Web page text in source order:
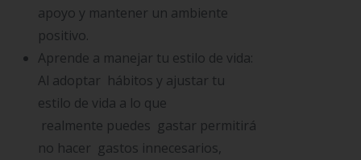
apoyo y mantener un ambiente
positivo.
Aprende a manejar tu estilo de vida:
Al adoptar hábitos y ajustar tu
estilo de vida a lo que
realmente puedes gastar permitirá
no hacer gastos innecesarios,